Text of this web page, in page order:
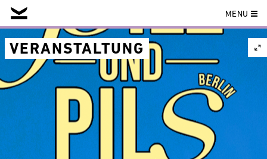
Skip
to
content
MENU
VERANSTALTUNG